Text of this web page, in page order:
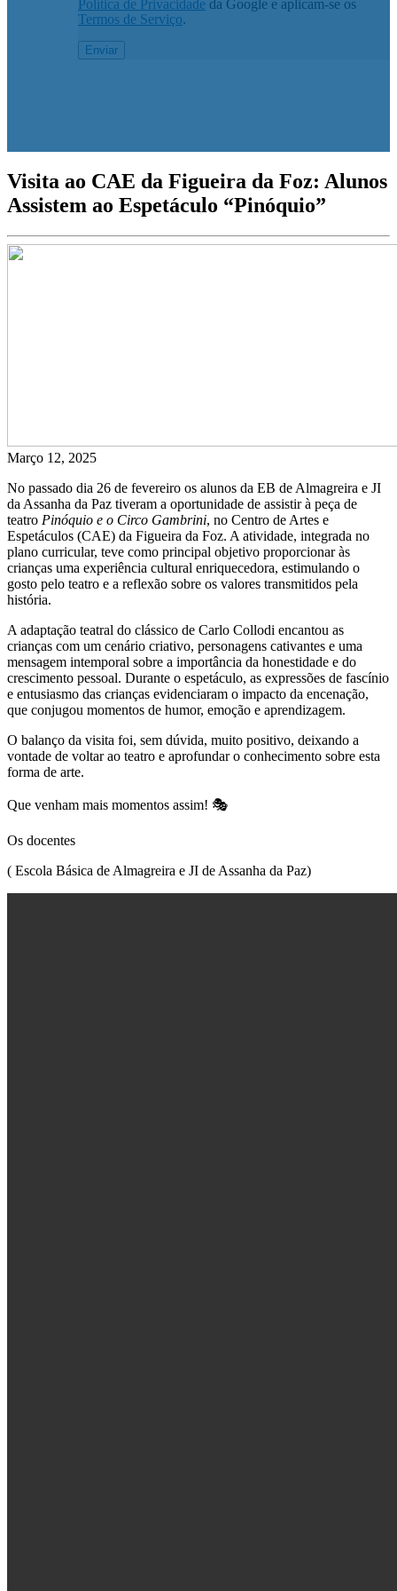
Política de Privacidade da Google e aplicam-se os
Termos de Serviço.
Visita ao CAE da Figueira da Foz: Alunos
Assistem ao Espetáculo “Pinóquio”
Março 12, 2025
No passado dia 26 de fevereiro os alunos da EB de Almagreira e JI
da Assanha da Paz tiveram a oportunidade de assistir à peça de
teatro Pinóquio e o Circo Gambrini, no Centro de Artes e
Espetáculos (CAE) da Figueira da Foz. A atividade, integrada no
plano curricular, teve como principal objetivo proporcionar às
crianças uma experiência cultural enriquecedora, estimulando o
gosto pelo teatro e a reflexão sobre os valores transmitidos pela
história.
A adaptação teatral do clássico de Carlo Collodi encantou as
crianças com um cenário criativo, personagens cativantes e uma
mensagem intemporal sobre a importância da honestidade e do
crescimento pessoal. Durante o espetáculo, as expressões de fascínio
e entusiasmo das crianças evidenciaram o impacto da encenação,
que conjugou momentos de humor, emoção e aprendizagem.
O balanço da visita foi, sem dúvida, muito positivo, deixando a
vontade de voltar ao teatro e aprofundar o conhecimento sobre esta
forma de arte.
Que venham mais momentos assim! 🎭
Os docentes
( Escola Básica de Almagreira e JI de Assanha da Paz)